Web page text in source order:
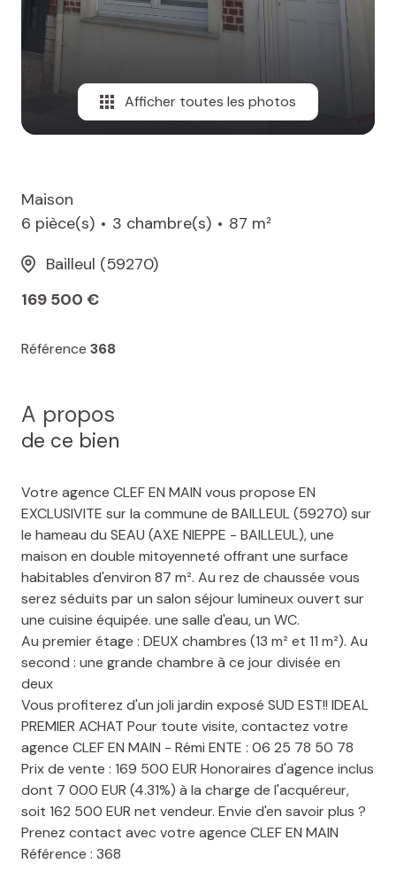
Afficher toutes les photos
Maison
6 pièce(s)
3 chambre(s)
87 m²
Bailleul (59270)
169 500 €
Référence 368
A propos
de ce bien
Votre agence CLEF EN MAIN vous propose EN
EXCLUSIVITE sur la commune de BAILLEUL (59270) sur
le hameau du SEAU (AXE NIEPPE - BAILLEUL), une
maison en double mitoyenneté offrant une surface
habitables d'environ 87 m². Au rez de chaussée vous
serez séduits par un salon séjour lumineux ouvert sur
une cuisine équipée. une salle d'eau, un WC.
Au premier étage : DEUX chambres (13 m² et 11 m²). Au
second : une grande chambre à ce jour divisée en
deux
Vous profiterez d'un joli jardin exposé SUD EST!! IDEAL
PREMIER ACHAT Pour toute visite, contactez votre
agence CLEF EN MAIN - Rémi ENTE : 06 25 78 50 78
Prix de vente : 169 500 EUR Honoraires d'agence inclus
dont 7 000 EUR (4.31%) à la charge de l'acquéreur,
soit 162 500 EUR net vendeur. Envie d'en savoir plus ?
Prenez contact avec votre agence CLEF EN MAIN
Référence : 368